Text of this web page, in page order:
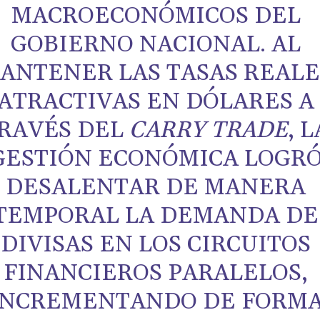
MACROECONÓMICOS DEL
GOBIERNO NACIONAL. AL
LAS TASAS
EN DÓLARES A
DEL CARRY TRADE,
ECONÓMICA
DESALENTAR DE MANERA
LA DEMANDA DE
DIVISAS EN LOS CIRCUITOS
FINANCIEROS PARALELOS,
DE